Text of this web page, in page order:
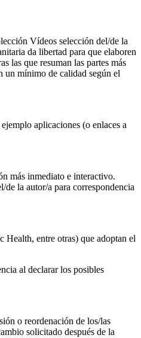
Vídeos selección del/de la
da libertad para que elaboren
las que resuman las partes más
un mínimo de calidad según el
aplicaciones (o enlaces a
más inmediato e interactivo.
la autor/a para correspondencia
Health, entre otras) que adoptan el
al declarar los posibles
o reordenación de los/las
solicitado después de la